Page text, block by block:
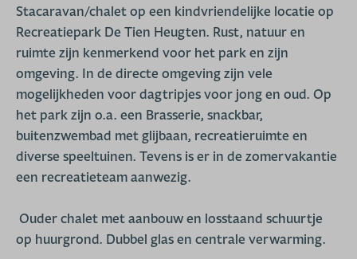
Stacaravan/chalet op een kindvriendelijke locatie op
Recreatiepark De Tien Heugten. Rust, natuur en
ruimte zijn kenmerkend voor het park en zijn
omgeving. In de directe omgeving zijn vele
mogelijkheden voor dagtripjes voor jong en oud. Op
het park zijn o.a. een Brasserie, snackbar,
buitenzwembad met glijbaan, recreatieruimte en
diverse speeltuinen. Tevens is er in de zomervakantie
een recreatieteam aanwezig.
Ouder chalet met aanbouw en losstaand schuurtje
op huurgrond. Dubbel glas en centrale verwarming.